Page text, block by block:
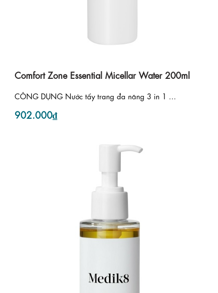
Comfort Zone Essential Micellar Water 200ml
CÔNG DỤNG Nước tẩy trang đa năng 3 in 1 ...
902.000₫